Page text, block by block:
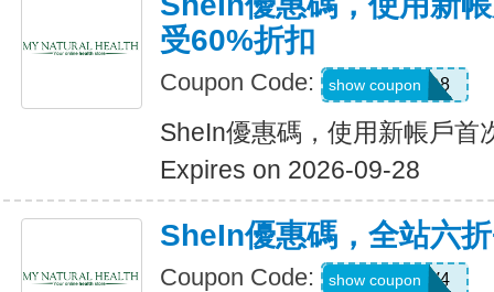
受60%折扣
Coupon Code: TFSD8
show coupon
SheIn優惠碼，使用新帳戶首
Expires on 2026-09-28
SheIn優惠碼，全站六
Coupon Code: LS8V4
show coupon